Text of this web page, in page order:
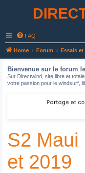
FAQ
Home Forum Essais et
Bienvenue sur le forum
Sur Directwind, site libre et
votre passion pour le windsurf,
S2 Maui
et 2019